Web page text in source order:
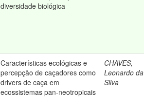
diversidade biológica
Características ecológicas e
percepção de caçadores como
drivers de caça em
ecossistemas pan-neotropicais
CHAVES,
Leonardo da
Silva